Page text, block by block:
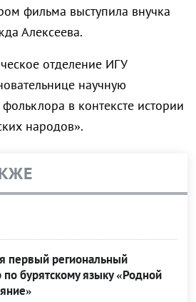
фильма выступила внучка
Алексеева.
отделение ИГУ
научную
в контексте истории
народов».
первый региональный
по бурятскому языку «Родной